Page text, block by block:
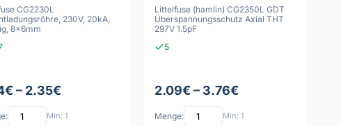
CG2230L
230V, 20kA,
8x6mm
– 2.35€
Min: 1
Littelfuse (hamlin) CG2350L GDT
Überspannungsschutz Axial THT
297V 1.5pF
5
2.09€ – 3.76€
Menge: Min: 1